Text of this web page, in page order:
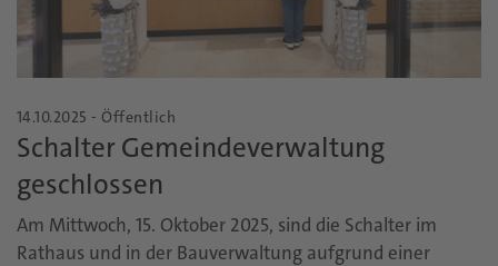
14.10.2025 - Öffentlich
Schalter Gemeindeverwaltung
geschlossen
Am Mittwoch, 15. Oktober 2025, sind die Schalter im
Rathaus und in der Bauverwaltung aufgrund einer